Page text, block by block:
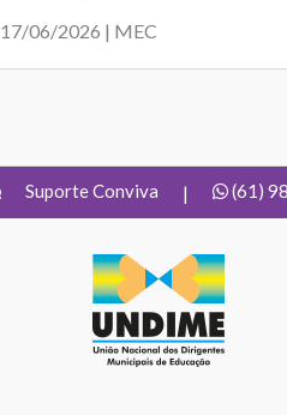
17/06/2026 | MEC
Suporte Conviva | (61)
UNDIME